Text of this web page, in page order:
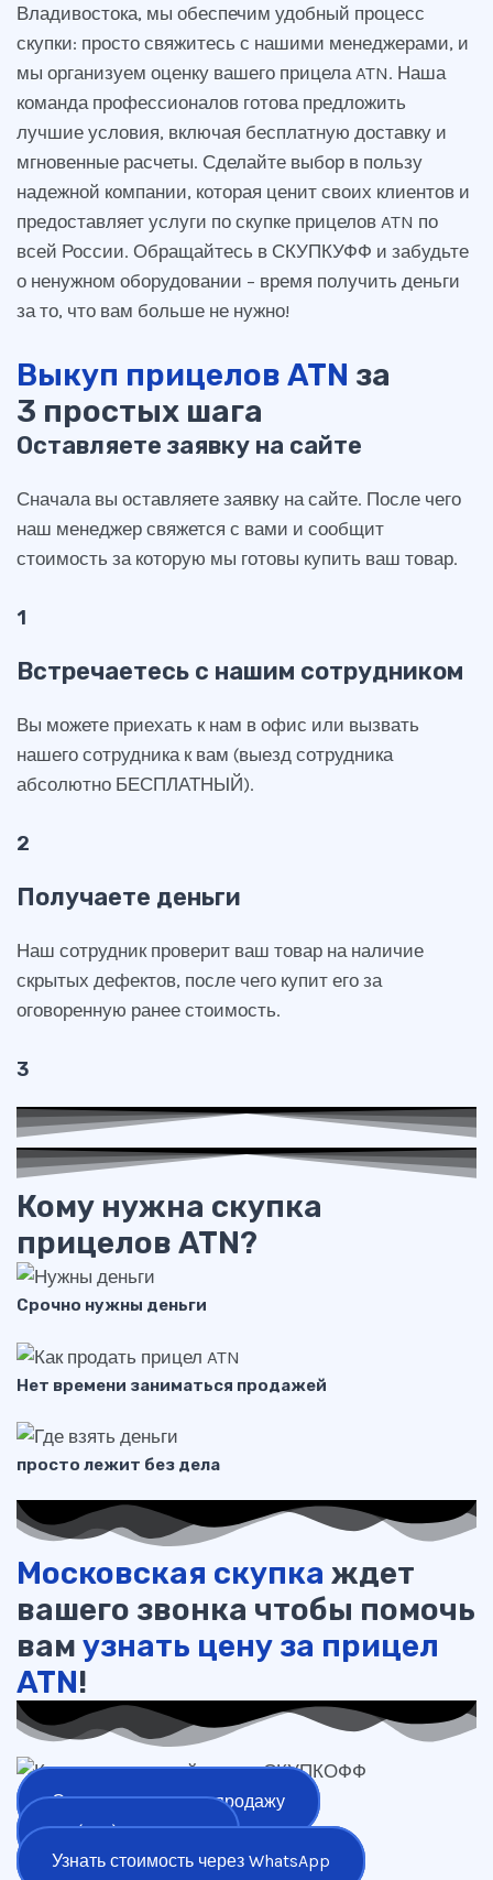
Владивостока, мы обеспечим удобный процесс
скупки: просто свяжитесь с нашими менеджерами, и
мы организуем оценку вашего прицела ATN. Наша
команда профессионалов готова предложить
лучшие условия, включая бесплатную доставку и
мгновенные расчеты. Сделайте выбор в пользу
надежной компании, которая ценит своих клиентов и
предоставляет услуги по скупке прицелов ATN по
всей России. Обращайтесь в СКУПКУФФ и забудьте
о ненужном оборудовании – время получить деньги
за то, что вам больше не нужно!
Выкуп прицелов ATN за
3 простых шага
Оставляете заявку на сайте
Сначала вы оставляете заявку на сайте. После чего
наш менеджер свяжется с вами и сообщит
стоимость за которую мы готовы купить ваш товар.
1
Встречаетесь с нашим сотрудником
Вы можете приехать к нам в офис или вызвать
нашего сотрудника к вам (выезд сотрудника
абсолютно БЕСПЛАТНЫЙ).
2
Получаете деньги
Наш сотрудник проверит ваш товар на наличие
скрытых дефектов, после чего купит его за
оговоренную ранее стоимость.
3
Кому нужна скупка
прицелов ATN?
Срочно нужны деньги
Нет времени заниматься продажей
просто лежит без дела
Московская скупка ждет
вашего звонка чтобы помочь
вам узнать цену за прицел
ATN!
Оставить заявку на продажу
+7 (977) 777-25-24
Узнать стоимость через WhatsApp